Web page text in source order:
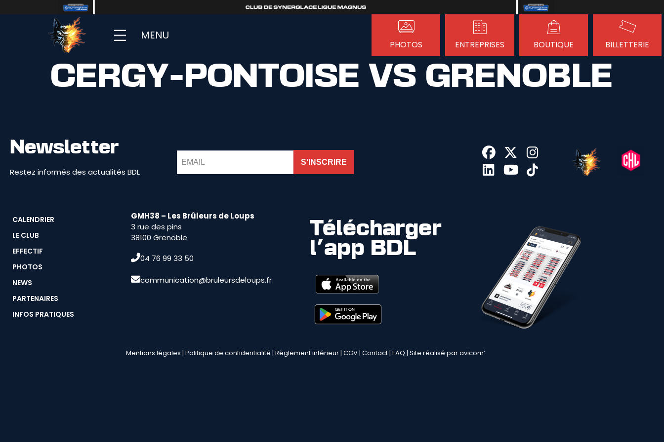
MENU
PHOTOS ENTREPRISES BOUTIQUE BILLETTERIE
CERGY-PONTOISE VS GRENOBLE
Newsletter
Restez informés des actualités BDL
S'INSCRIRE
CALENDRIER
LE CLUB
EFFECTIF
PHOTOS
NEWS
PARTENAIRES
INFOS PRATIQUES
GMH38 – Les Brûleurs de Loups
3 rue des pins
38100 Grenoble
04 76 99 33 50
communication@bruleursdeloups.fr
Télécharger
l'app BDL
Mentions légales | Politique de confidentialité | Règlement intérieur| CGV| Contact| FAQ | Site réalisé paravicom’